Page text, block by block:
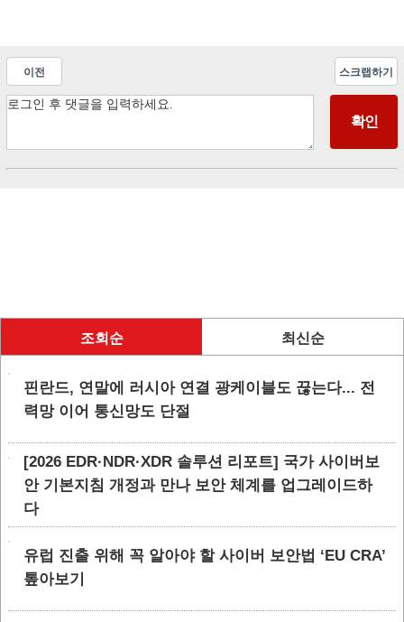
이전 스크랩하기
조회순 최신순
핀란드, 연말에 러시아 연결 광케이블도 끊는다... 전
력망 이어 통신망도 단절
[2026 EDR·NDR·XDR 솔루션 리포트] 국가 사이버보
안 기본지침 개정과 만나 보안 체계를 업그레이드하
다
유럽 진출 위해 꼭 알아야 할 사이버 보안법 ‘EU CRA’
톺아보기